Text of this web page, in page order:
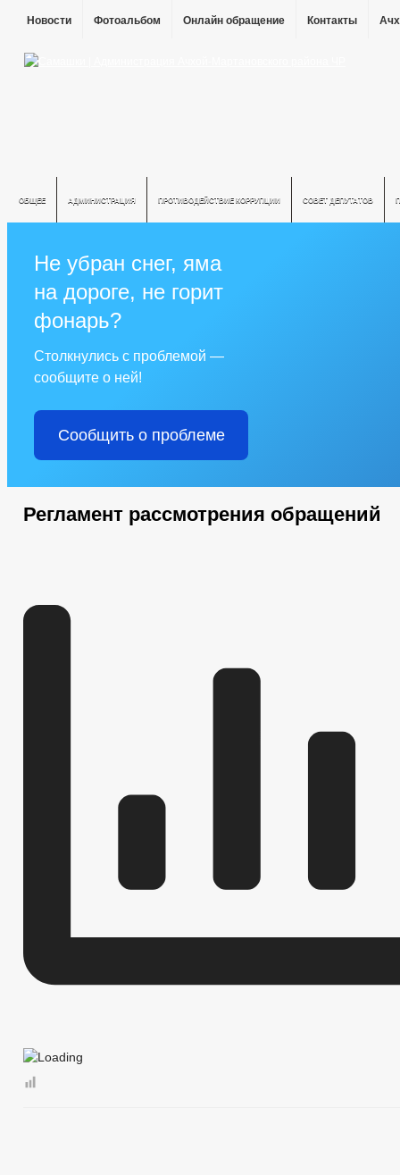
Новости Фотоальбом Онлайн обращение Контакты
ОБЩЕЕ АДМИНИСТРАЦИЯ ПРОТИВОДЕЙСТВИЕ КОРРУПЦИИ СОВЕТ ДЕПУТАТОВ
Не убран снег, яма
на дороге, не горит
фонарь?
Столкнулись с проблемой —
сообщите о ней!
Сообщить о проблеме
Регламент рассмотрения обращений